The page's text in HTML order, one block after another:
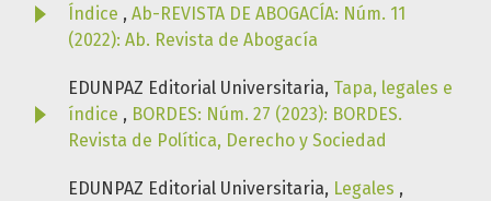
Índice , Ab-REVISTA DE ABOGACÍA: Núm. 11
(2022): Ab. Revista de Abogacía
EDUNPAZ Editorial Universitaria, Tapa, legales e
índice , BORDES: Núm. 27 (2023): BORDES.
Revista de Política, Derecho y Sociedad
EDUNPAZ Editorial Universitaria, Legales ,